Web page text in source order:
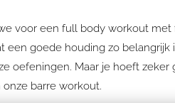
voor een full body workout met
goede houding zo belangrijk
oefeningen. Maar je hoeft zeker
barre workout.